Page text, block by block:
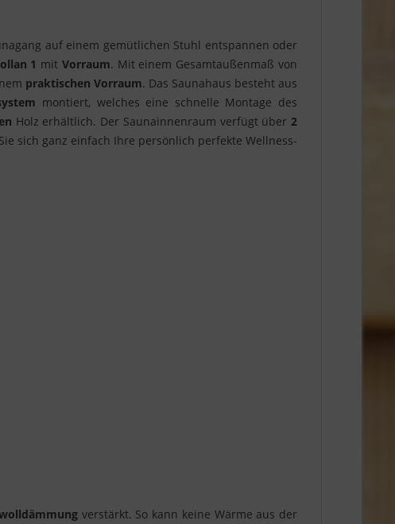
auf einem gemütlichen Stuhl entspannen oder
1 mit Vorraum. Mit einem Gesamtaußenmaß von
praktischen Vorraum. Das Saunahaus besteht aus
montiert, welches eine schnelle Montage des
Holz erhältlich. Der Saunainnenraum verfügt über 2
sich ganz einfach Ihre persönlich perfekte Wellness-
verstärkt. So kann keine Wärme aus der